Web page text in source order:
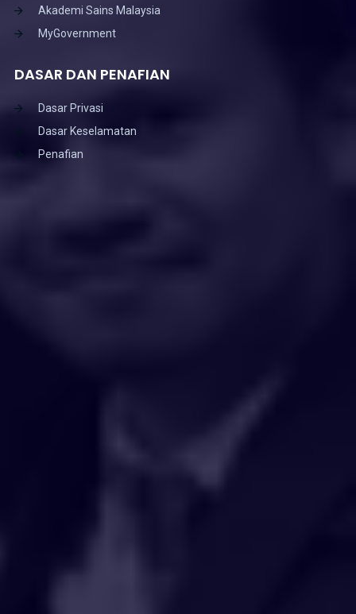
Akademi Sains Malaysia
MyGovernment
DASAR DAN PENAFIAN
Dasar Privasi
Dasar Keselamatan
Penafian